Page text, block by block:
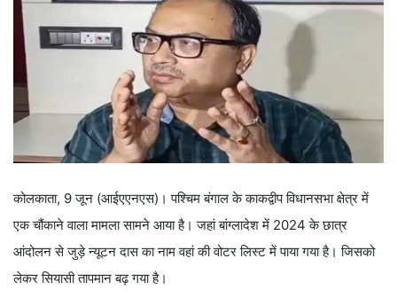
कोलकाता, 9 जून (आईएएनएस)। पश्चिम बंगाल के काकद्वीप विधानसभा क्षेत्र में
एक चौंकाने वाला मामला सामने आया है। जहां बांग्लादेश में 2024 के छात्र
आंदोलन से जुड़े न्यूटन दास का नाम वहां की वोटर लिस्ट में पाया गया है। जिसको
लेकर सियासी तापमान बढ़ गया है।